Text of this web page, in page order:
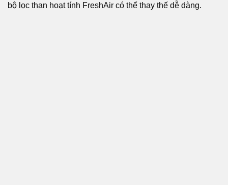
bộ lọc than hoạt tính FreshAir có thể thay thế dễ dàng.